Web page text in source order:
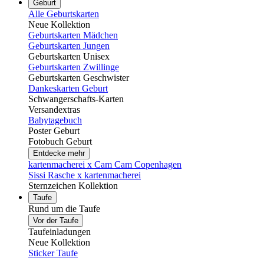
Geburt
Alle Geburtskarten
Neue Kollektion
Geburtskarten Mädchen
Geburtskarten Jungen
Geburtskarten Unisex
Geburtskarten Zwillinge
Geburtskarten Geschwister
Dankeskarten Geburt
Schwangerschafts-Karten
Versandextras
Babytagebuch
Poster Geburt
Fotobuch Geburt
Entdecke mehr
kartenmacherei x Cam Cam Copenhagen
Sissi Rasche x kartenmacherei
Sternzeichen Kollektion
Taufe
Rund um die Taufe
Vor der Taufe
Taufeinladungen
Neue Kollektion
Sticker Taufe